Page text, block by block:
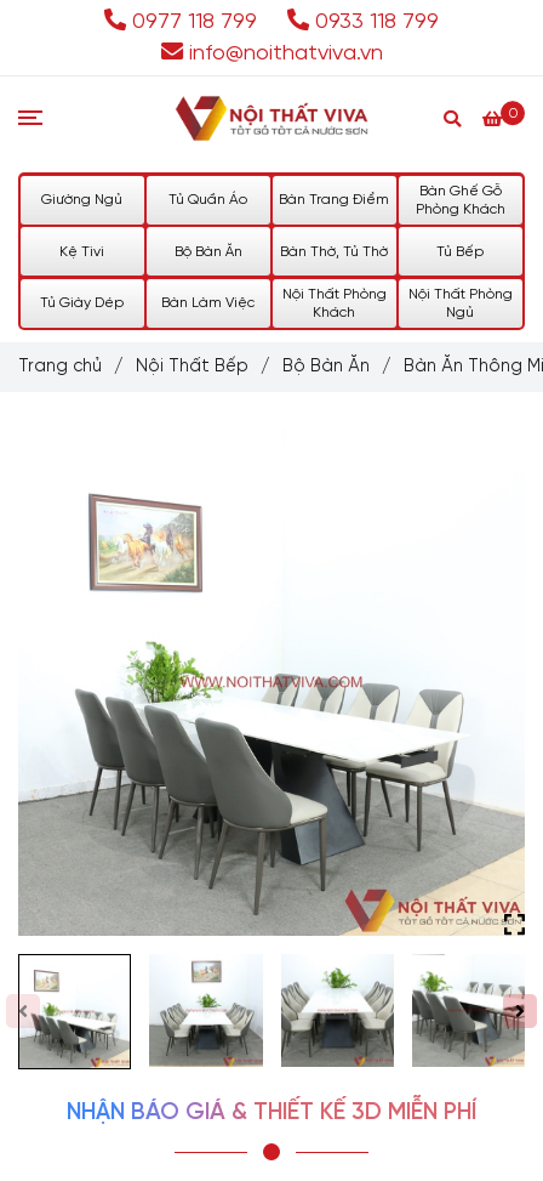
0977 118 799
0933 118 799
info@noithatviva.vn
0
Giường Ngủ Tủ Quần Áo Bàn Trang Điểm
Bàn Ghế Gỗ
Phòng Khách
Kệ Tivi Bộ Bàn Ăn Bàn Thờ, Tủ Thờ Tủ Bếp
Tủ Giày Dép Bàn Làm Việc
Nội Thất Phòng
Khách
Nội Thất Phòng
Ngủ
Trang chủ / Nội Thất Bếp / Bộ Bàn Ăn / Bàn Ăn Thông
NHẬN BÁO GIÁ & THIẾT KẾ 3D MIỄN PHÍ